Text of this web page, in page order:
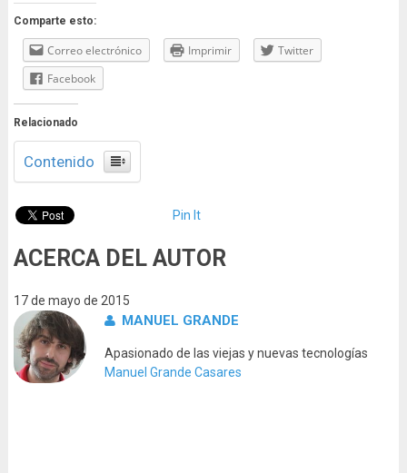
Comparte esto:
Correo electrónico Imprimir
Twitter
Facebook
Relacionado
Contenido
Pin It
ACERCA DEL AUTOR
17 de mayo de 2015
MANUEL GRANDE
Apasionado de las viejas y nuevas tecnologías
Manuel Grande Casares